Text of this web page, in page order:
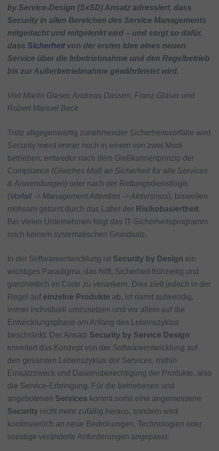
by Service-Design (SxSD) Ansatz adressiert, dass
Security in allen Bereichen des Service Managements
mitgedacht und mitgelenkt wird – und sorgt so dafür,
dass Sicherheitvon der ersten Idee eines neuen
Service über die Inbetriebnahme und den Regelbetrieb
bis zur Außerbetriebnahme gewährleistet wird.
Von Martin Glaser, Andreas Dassen, Franz Gläser und
Robert Manuel Beck
Trotz allgegenwärtig zunehmender Sicherheitsvorfälle wird
Security meist immer noch in einem von zwei Modi
betrieben: entweder nach dem Gießkannenprinzip der
Compliance (Gleiches Maß an Sicherheit für alle Services
& Anwendungen) oder nach der Rettungsdienstlogik
(Vorfall -> Management Attention -> Aktivismus), bisweilen
mühsam getarnt durch das Label der Risikobasiertheit.
Bei vielen Unternehmen folgt das IT-Sicherheitsprogramm
noch keinem systematischen Grundsatz.
In der Softwareentwicklung ist Security by Design ein
wichtiges Paradigma, das hilft, Sicherheit frühzeitig und
ganzheitlich im Code zu verankern. Dies zielt jedoch in der
Regel auf einzelne Produkte ab, ist damit aufwendig,
immer individuell umzusetzen und vor allem auf die
Entwicklungsphase am Anfang des Lebenszyklus
beschränkt. Der Ansatz Security by Service Design
erweitert das Konzept von der Softwareentwicklung auf
den gesamten Lebenszyklus der Services, mithin
Einsatzzweck und Daseinsberechtigung der Produkte, also
die Service-Erbringung. Für die betriebenen und
angebotenen Services kommt somit eine angemessene
Security nicht mehr zufällig heraus, sondern wird
kontinuierlich an neue Bedrohungen, Technologien oder
sonstige veränderte Anforderungen angepasst.